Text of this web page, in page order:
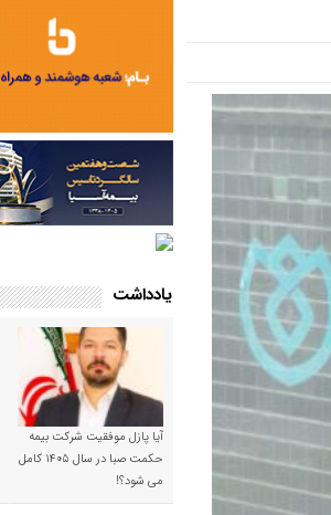
یادداشت
آیا پازل موفقیت شرکت بیمه
حکمت صبا در سال ۱۴۰۵ کامل
می شود؟!